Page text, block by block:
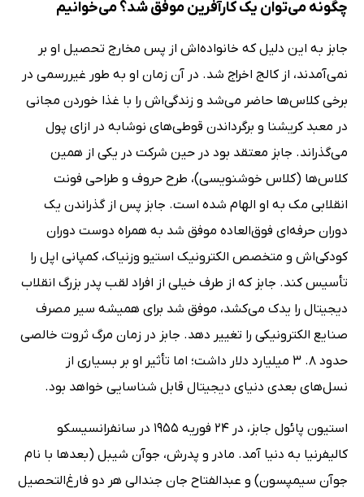
چگونه می‌توان یک کارآفرین موفق شد؟ می‌خوانیم
جابز به این دلیل که خانواده‌اش از پس مخارج تحصیل او بر
نمی‌آمدند، از کالج اخراج شد. در آن زمان او به طور غیررسمی در
برخی کلاس‌ها حاضر می‌شد و زندگی‌اش را با غذا خوردن مجانی
در معبد کریشنا و برگرداندن قوطی‌های نوشابه در ازای پول
می‌گذراند. جابز معتقد بود در حین شرکت در یکی از همین
کلاس‌ها (کلاس خوشنویسی)، طرح حروف و طراحی فونت
انقلابی مک به او الهام شده است. جابز پس از گذراندن یک
دوران حرفه‌ای فوق‌العاده موفق شد به همراه دوست دوران
کودکی‌اش و متخصص الکترونیک استیو وزنیاک، کمپانی اپل را
تأسیس کند. جابز که از طرف خیلی از افراد لقب پدر بزرگ انقلاب
دیجیتال را یدک می‌کشد، موفق شد برای همیشه سیر مصرف
صنایع الکترونیکی را تغییر دهد. جابز در زمان مرگ ثروت خالصی
حدود 8. 3 میلیارد دلار داشت؛ اما تأثیر او بر بسیاری از
نسل‌های بعدی دنیای دیجیتال قابل شناسایی خواهد بود.
استیون پائول جابز، در ۲۴ فوریه ۱۹۵۵ در سانفرانسیسکو
کالیفرنیا به دنیا آمد. مادر و پدرش، جوآن شیبل (بعدها با نام
جوآن سیمپسون) و عبدالفتاح جان جندالی هر دو فارغ‌التحصیل